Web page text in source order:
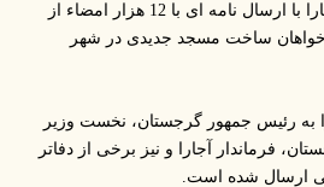
قفقازستان - مسلمانان آجارا با ارسال نامه ای با 12 هزار امضاء از
ساخت مسجد جدیدی در شهر
به رئیس جمهور گرجستان، نخست وزیر
فرماندار آجارا و نیز برخی از دفاتر
ارسال شده است.